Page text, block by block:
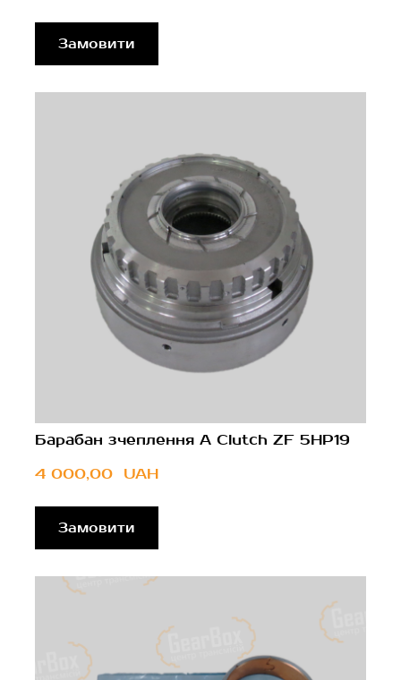
Замовити
Барабан зчеплення A Clutch ZF 5HP19
4 000,00  UAH
Замовити